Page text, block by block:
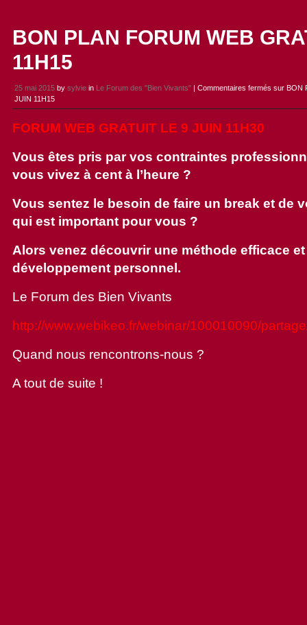
BON PLAN FORUM WEB
11H15
25 mai 2015 by sylvie in Le Forum des "Bien Vivants" | Commentaires fermés sur BON
JUIN 11H15
FORUM WEB GRATUIT LE 9 JUIN 11H30
Vous êtes pris par vos contraintes
vous vivez à cent à l’heure ?
Vous sentez le besoin de faire un break et de
qui est important pour vous ?
Alors venez découvrir une méthode efficace
développement personnel.
Le Forum des Bien Vivants
http://www.webikeo.fr/webinar/100010090/
Quand nous rencontrons-nous ?
A tout de suite !